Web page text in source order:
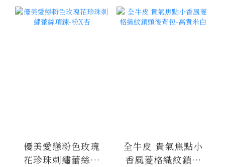
優美愛戀粉色玫瑰
花珍珠刺繡蕾絲項
全牛皮 貴氣焦點小
香風菱格織紋鎖頭